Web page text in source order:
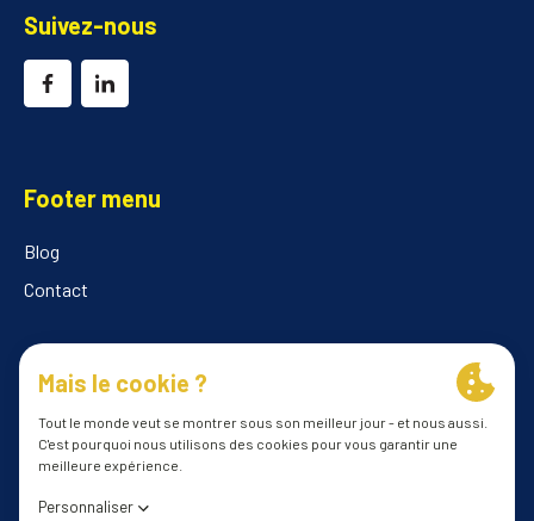
Suivez-nous
Footer menu
Blog
Contact
Conditions générales
Politique de confidentialité
les préférences en matière de cookies